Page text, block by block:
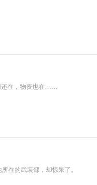
还在，物资也在……
在的武装部，却惊呆了。